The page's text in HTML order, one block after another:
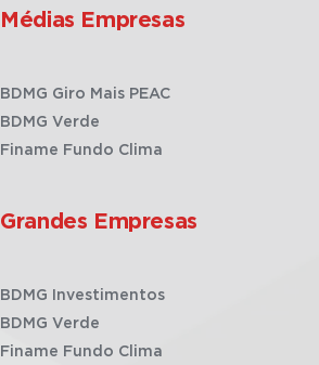
Médias Empresas
BDMG Giro Mais PEAC
BDMG Verde
Finame Fundo Clima
Grandes Empresas
BDMG Investimentos
BDMG Verde
Finame Fundo Clima